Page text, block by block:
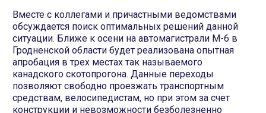
Вместе с коллегами и причастными ведомствами
обсуждается поиск оптимальных решений данной
ситуации. Ближе к осени на автомагистрали М-6 в
Гродненской области будет реализована опытная
апробация в трех местах так называемого
канадского скотопрогона. Данные переходы
позволяют свободно проезжать транспортным
средствам, велосипедистам, но при этом за счет
конструкции и невозможности безболезненно